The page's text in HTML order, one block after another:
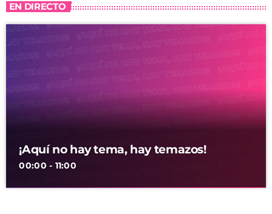
EN DIRECTO
¡Aquí no hay tema, hay temazos!
00:00 - 11:00